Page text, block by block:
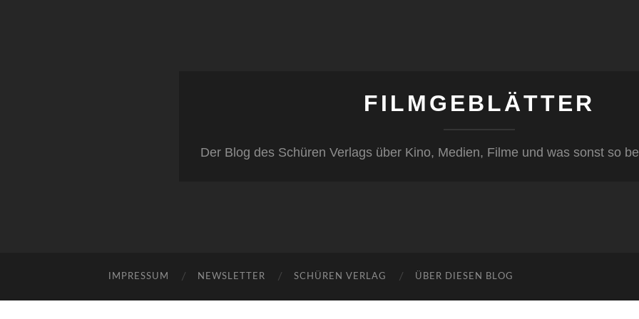
FILMGEBLÄTTER
Der Blog des Schüren Verlags über Kino, Medien, Filme und was sonst so
IMPRESSUM NEWSLETTER SCHÜREN VERLAG ÜBER DIESEN BLOG